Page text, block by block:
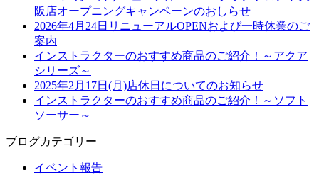
阪店オープニングキャンペーンのおしらせ
2026年4月24日リニューアルOPENおよび一時休業のご
案内
インストラクターのおすすめ商品のご紹介！～アクア
シリーズ～
2025年2月17日(月)店休日についてのお知らせ
インストラクターのおすすめ商品のご紹介！～ソフト
ソーサー～
ブログカテゴリー
イベント報告